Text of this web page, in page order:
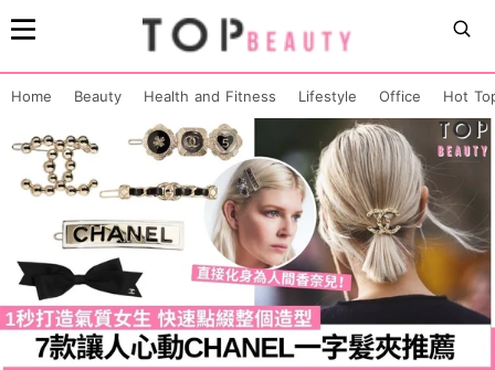
Home Beauty Health and Fitness Lifestyle Office Hot